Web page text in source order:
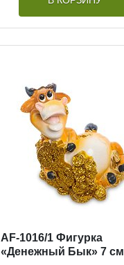
AF-1016/1 Фигурка
«Денежный Бык» 7 см